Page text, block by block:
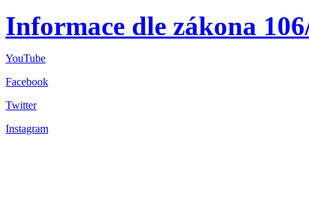
Informace dle zákona
YouTube
Facebook
Twitter
Instagram